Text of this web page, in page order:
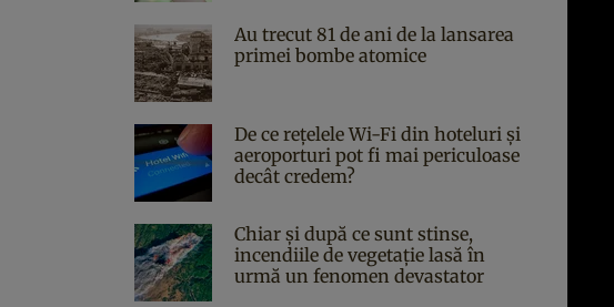
Au trecut 81 de ani de la lansarea
primei bombe atomice
De ce rețelele Wi-Fi din hoteluri și
aeroporturi pot fi mai periculoase
decât credem?
Chiar și după ce sunt stinse,
incendiile de vegetație lasă în
urmă un fenomen devastator